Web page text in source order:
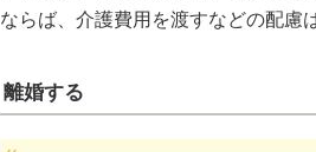
ならば、介護費用を渡すなどの配慮
離婚する